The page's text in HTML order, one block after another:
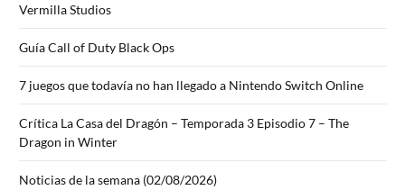
Vermilla Studios
Guía Call of Duty Black Ops
7 juegos que todavía no han llegado a Nintendo Switch Online
Crítica La Casa del Dragón – Temporada 3 Episodio 7 – The
Dragon in Winter
Noticias de la semana (02/08/2026)